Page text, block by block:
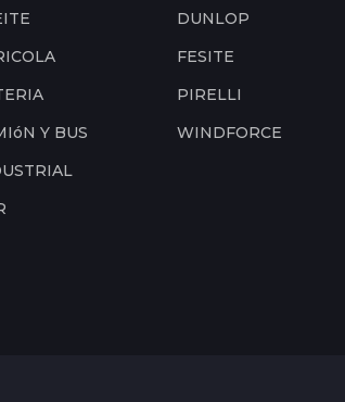
Y BUS
DUNLOP
FESITE
PIRELLI
WINDFORCE